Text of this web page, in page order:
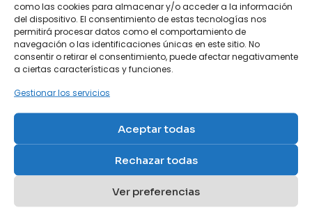
como las cookies para almacenar y/o acceder a la información
del dispositivo. El consentimiento de estas tecnologías nos
permitirá procesar datos como el comportamiento de
navegación o las identificaciones únicas en este sitio. No
consentir o retirar el consentimiento, puede afectar negativamente
a ciertas características y funciones.
Gestionar los servicios
Aceptar todas
Rechazar todas
Ver preferencias
El puff cama, la mejor solución para cuando ya
tienes un sofá